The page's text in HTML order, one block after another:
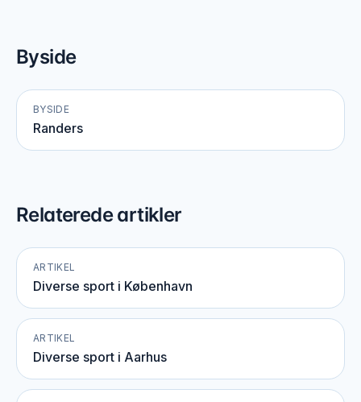
Byside
BYSIDE
Randers
Relaterede artikler
ARTIKEL
Diverse sport i København
ARTIKEL
Diverse sport i Aarhus